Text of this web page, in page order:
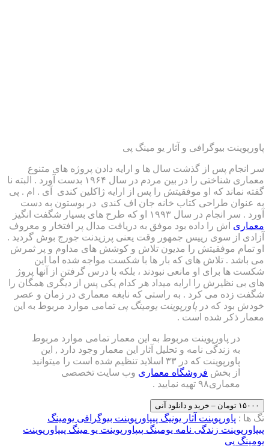
و آثار یو مینگ پی
از گذشت سال ها و ارایه دادن پروژه های متنوع
معماری شناختی را در بین مردم در سال ۱۹۶۴ بدست آورد . البته نا
که او موفقیتش را پس از ارایه ژاکلین کندی آی . ام . پی
طراحی کتاب خانه جان اف کندی در بوستون به دست
او که طرح های بسیار شگفت انگیز
را داده بود موفق به دریافت مدال پر افتخار و معروف
رییس جمهور وقت یعنی پرزیدنت جورج بوش گردید .
را مدیون تلاش و کوشش های مداوم و پر ثمرش
های که بار ها با شکست مواجه شده اما این
او مانعی نبودند ، بلکه با درس گرفتن از آنها پروژ
را ارایه میداد هر کدام یکی پس از دیگری همگان را
کرد . به راستی که نابغه معماری در زمان و عصر
که در پاورپوینت یومینگ پیتمامی موارد مربوط به این
شده است .
مربوط به این معمار تمامی موارد مربوط
نامه و تحلیل آثار این معمار وجود دارد , این
پاورپوینت که در ۳۳ اسلاید تنظیم شده است را میتوانید
فروشگاه معماریوب سایت تخصصی
آثار یونیگ پی پاورپوینت بیوگرافی یومینگ
زندگی نامه یومینگ پیپاورپوینت یو مینگ پیپاورپوینت